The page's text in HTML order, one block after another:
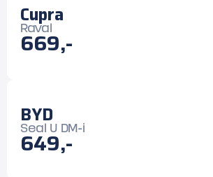
Cupra
Raval
669,-
BYD
Seal U DM-i
649,-